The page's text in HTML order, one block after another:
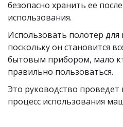
безопасно хранить ее
использования.
Использовать полотер
поскольку он становится
бытовым прибором, мало
правильно пользоваться.
Это руководство проведет
процесс использования